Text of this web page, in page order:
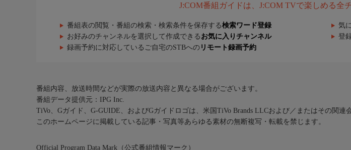
J:COM番組ガイドは、J:COM TVで楽しめる全
番組表の閲覧・番組の検索・検索条件を保存する検索ワード登録 気
お好みのチャンネルを選択して作成できる お気に入りチャンネル 登
録画予約に対応しているご自宅のSTBへの リモート録画予約
番組内容、放送時間などが実際の放送内容と異なる場合がございます。
番組データ提供元：IPG Inc.
TiVo、Gガイド、G-GUIDE、およびGガイドロゴは、米国TiVo Brands LLCおよび／またはその関連
このホームページに掲載している記事・写真等あらゆる素材の無断複写・転載を禁じます。
Official Program Data Mark（公式番組情報マーク）